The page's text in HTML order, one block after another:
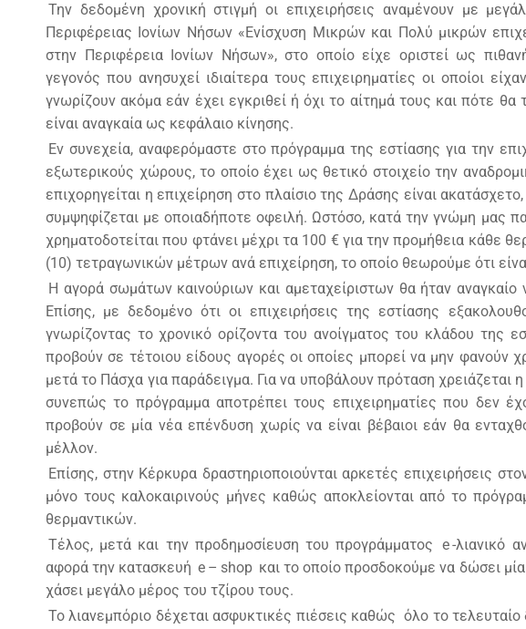
Την δεδομένη χρονική στιγμή οι επιχειρήσεις αναμένουν με
Περιφέρειας Ιονίων Νήσων «Ενίσχυση Μικρών και Πολύ μικρών
στην Περιφέρεια Ιονίων Νήσων», στο οποίο είχε οριστεί ως
γεγονός που ανησυχεί ιδιαίτερα τους επιχειρηματίες οι οποίοι
γνωρίζουν ακόμα εάν έχει εγκριθεί ή όχι το αίτημά τους και πότε
είναι αναγκαία ως κεφάλαιο κίνησης.
Εν συνεχεία, αναφερόμαστε στο πρόγραμμα της εστίασης για την
εξωτερικούς χώρους, το οποίο έχει ως θετικό στοιχείο την
επιχορηγείται η επιχείρηση στο πλαίσιο της Δράσης είναι
συμψηφίζεται με οποιαδήποτε οφειλή. Ωστόσο, κατά την γνώμη μας
χρηματοδοτείται που φτάνει μέχρι τα 100 € για την προμήθεια κάθε
(10) τετραγωνικών μέτρων ανά επιχείρηση, το οποίο θεωρούμε ότι
Η αγορά σωμάτων καινούριων και αμεταχείριστων θα ήταν αναγκαίο
Επίσης, με δεδομένο ότι οι επιχειρήσεις της εστίασης
γνωρίζοντας το χρονικό ορίζοντα του ανοίγματος του κλάδου της
προβούν σε τέτοιου είδους αγορές οι οποίες μπορεί να μην φανούν
μετά το Πάσχα για παράδειγμα. Για να υποβάλουν πρόταση
συνεπώς το πρόγραμμα αποτρέπει τους επιχειρηματίες που δεν
προβούν σε μία νέα επένδυση χωρίς να είναι βέβαιοι εάν θα
μέλλον.
Επίσης, στην Κέρκυρα δραστηριοποιούνται αρκετές επιχειρήσεις
μόνο τους καλοκαιρινούς μήνες καθώς αποκλείονται από το
θερμαντικών.
Τέλος, μετά και την προδημοσίευση του προγράμματος
e-λιανικό
αφορά την κατασκευή e – shop και το οποίο προσδοκούμε να δώσει
χάσει μεγάλο μέρος του τζίρου τους.
Το λιανεμπόριο δέχεται ασφυκτικές πιέσεις καθώς όλο το